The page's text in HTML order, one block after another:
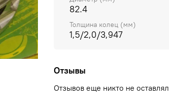
82.4
Толщина колец (мм)
1,5/2,0/3,947
Отзывы
Отзывов еще никто не оставлял